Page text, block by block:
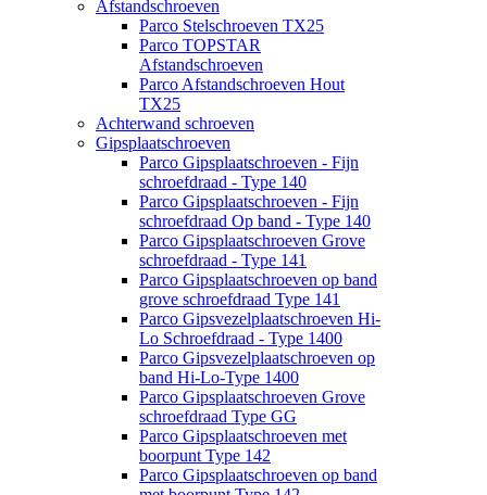
Afstandschroeven
Parco Stelschroeven TX25
Parco TOPSTAR
Afstandschroeven
Parco Afstandschroeven Hout
TX25
Achterwand schroeven
Gipsplaatschroeven
Parco Gipsplaatschroeven - Fijn
schroefdraad - Type 140
Parco Gipsplaatschroeven - Fijn
schroefdraad Op band - Type 140
Parco Gipsplaatschroeven Grove
schroefdraad - Type 141
Parco Gipsplaatschroeven op band
grove schroefdraad Type 141
Parco Gipsvezelplaatschroeven Hi-
Lo Schroefdraad - Type 1400
Parco Gipsvezelplaatschroeven op
band Hi-Lo-Type 1400
Parco Gipsplaatschroeven Grove
schroefdraad Type GG
Parco Gipsplaatschroeven met
boorpunt Type 142
Parco Gipsplaatschroeven op band